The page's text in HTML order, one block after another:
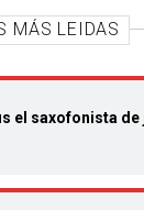
MÁS LEIDAS
el saxofonista de